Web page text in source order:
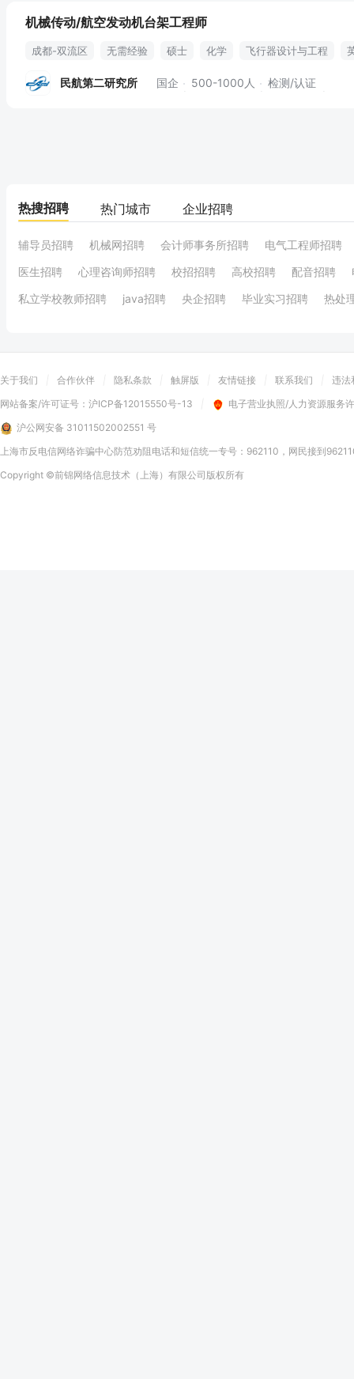
机械传动/航空发动机台架工程师
成都-双流区 无需经验 硕士 化学 飞行器设计与工程
国际视野
民航第二研究所 国企 500-1000人 检测/认证
热搜招聘 热门城市 企业招聘
辅导员招聘 机械网招聘 会计师事务所招聘
电气工程师招聘
医生招聘
心理咨询师招聘 校招招聘 高校招聘 配音招聘
私立学校教师招聘
java招聘 央企招聘 毕业实习招聘 热处
关于我们 合作伙伴 隐私条款 触屏版 友情链接 联系我们
违法
网站备案/许可证号： 沪ICP备12015550号-13
电子营业执照/人力资源服务
沪公网安备 31011502002551 号
上海市反电信网络诈骗中心防范劝阻电话和短信统一专号：962110，网民接到
Copyright ©前锦网络信息技术（上海）有限公司 版权所有